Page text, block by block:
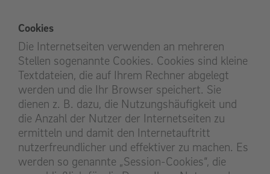
Cookies
Die Internetseiten verwenden an mehreren
Stellen sogenannte Cookies. Cookies sind kleine
Textdateien, die auf Ihrem Rechner abgelegt
werden und die Ihr Browser speichert. Sie
dienen z. B. dazu, die Nutzungshäufigkeit und
die Anzahl der Nutzer der Internetseiten zu
ermitteln und damit den Internetauftritt
nutzerfreundlicher und effektiver zu machen. Es
werden so genannte „Session-Cookies“, die